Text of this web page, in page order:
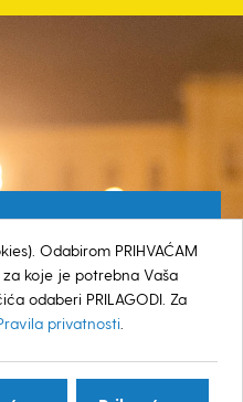
048
Odabirom PRIHVAĆAM
koje je potrebna Vaša
odaberi PRILAGODI. Za
privatnosti